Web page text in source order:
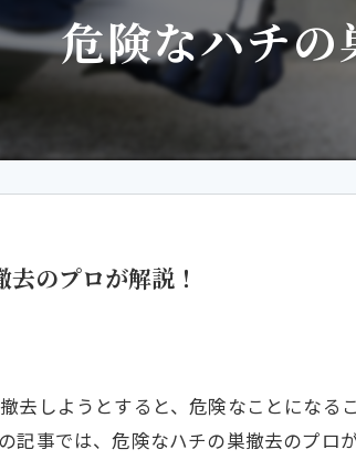
危険なハチの
のプロが解説！
去しようとすると、危険なことにな
記事では、危険なハチの巣撤去のプ